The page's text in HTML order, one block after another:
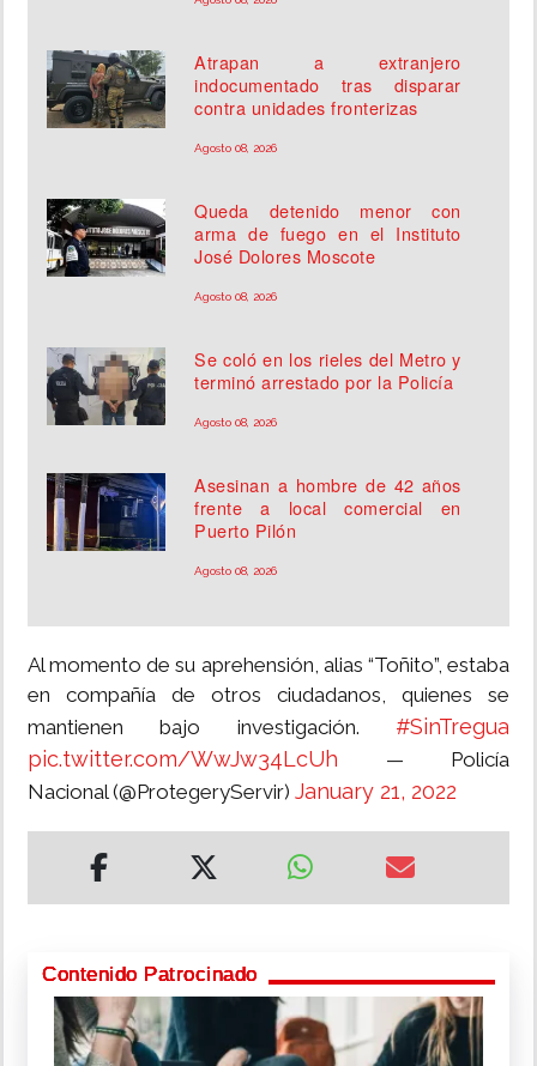
Atrapan a extranjero
indocumentado tras disparar
contra unidades fronterizas
Agosto 08, 2026
Queda detenido menor con
arma de fuego en el Instituto
José Dolores Moscote
Agosto 08, 2026
Se coló en los rieles del Metro y
terminó arrestado por la Policía
Agosto 08, 2026
Asesinan a hombre de 42 años
frente a local comercial en
Puerto Pilón
Agosto 08, 2026
Al momento de su aprehensión, alias “Toñito”, estaba
en compañía de otros ciudadanos, quienes se
mantienen bajo investigación. #SinTregua
pic.twitter.com/WwJw34LcUh — Policía
Nacional (@ProtegeryServir) January 21, 2022
Contenido Patrocinado